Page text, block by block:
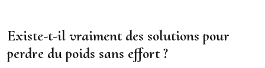
Existe-t-il vraiment des solutions pour
perdre du poids sans effort ?